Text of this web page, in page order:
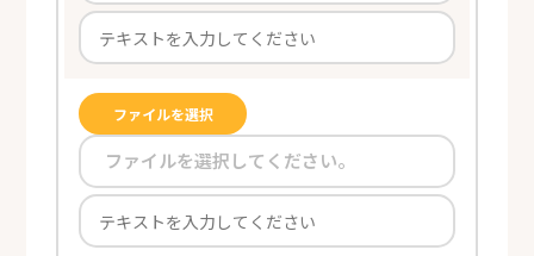
ファイルを選択
ファイルを選択してください。